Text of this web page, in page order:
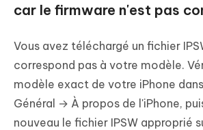
car le firmware n'est pas
Vous avez téléchargé un fichier
correspond pas à votre modèle.
modèle exact de votre iPhone
Général → À propos de l'iPhone,
nouveau le fichier IPSW approprié